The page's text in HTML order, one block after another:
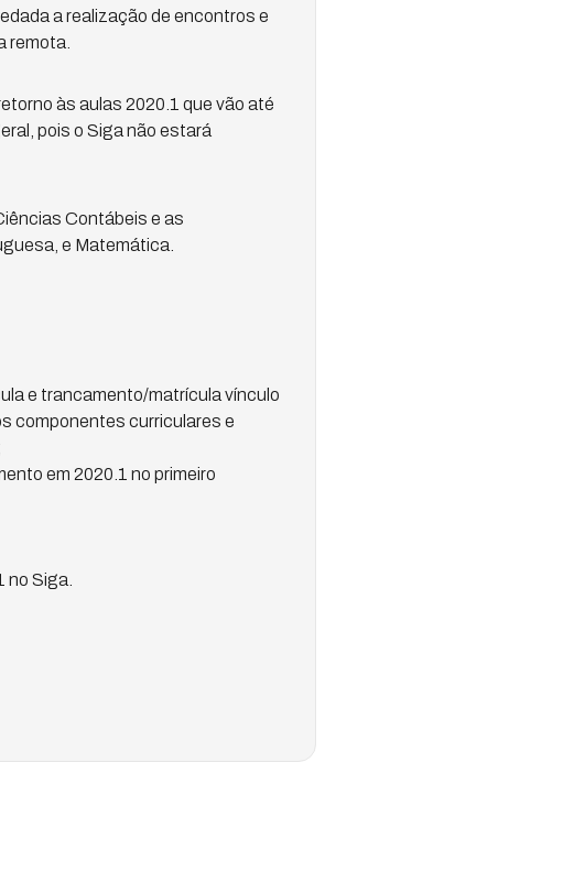
a realização de encontros e
remota.
às aulas 2020.1 que vão até
pois o Siga não estará
Contábeis e as
e Matemática.
e trancamento/matrícula vínculo
componentes curriculares e
em 2020.1 no primeiro
no Siga.